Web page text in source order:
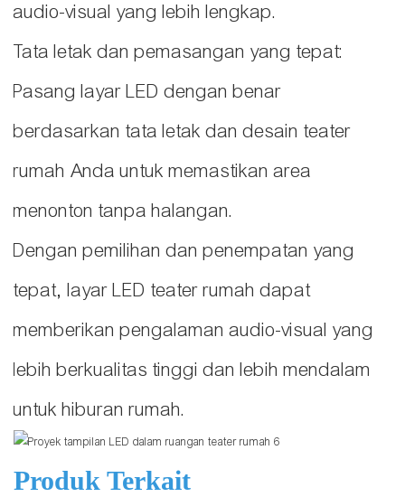
audio-visual yang lebih lengkap.
Tata letak dan pemasangan yang tepat:
Pasang layar LED dengan benar
berdasarkan tata letak dan desain teater
rumah Anda untuk memastikan area
menonton tanpa halangan.
Dengan pemilihan dan penempatan yang
tepat, layar LED teater rumah dapat
memberikan pengalaman audio-visual yang
lebih berkualitas tinggi dan lebih mendalam
untuk hiburan rumah.
Produk Terkait